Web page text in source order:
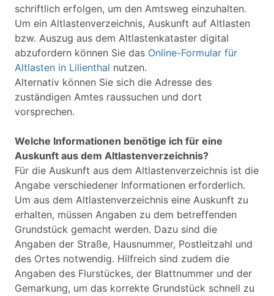
schriftlich erfolgen, um den Amtsweg einzuhalten.
Um ein Altlastenverzeichnis, Auskunft auf Altlasten
bzw. Auszug aus dem Altlastenkataster digital
abzufordern können Sie das Online-Formular für
Altlasten in Lilienthal nutzen.
Alternativ können Sie sich die Adresse des
zuständigen Amtes raussuchen und dort
vorsprechen.
Welche Informationen benötige ich für eine
Auskunft aus dem Altlastenverzeichnis?
Für die Auskunft aus dem Altlastenverzeichnis ist die
Angabe verschiedener Informationen erforderlich.
Um aus dem Altlastenverzeichnis eine Auskunft zu
erhalten, müssen Angaben zu dem betreffenden
Grundstück gemacht werden. Dazu sind die
Angaben der Straße, Hausnummer, Postleitzahl und
des Ortes notwendig. Hilfreich sind zudem die
Angaben des Flurstückes, der Blattnummer und der
Gemarkung, um das korrekte Grundstück schnell zu